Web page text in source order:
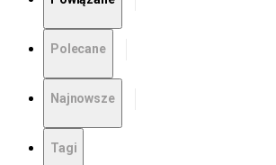
Polecane
Najnowsze
Tagi